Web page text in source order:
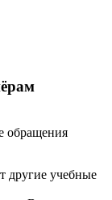
обращения
другие учебные